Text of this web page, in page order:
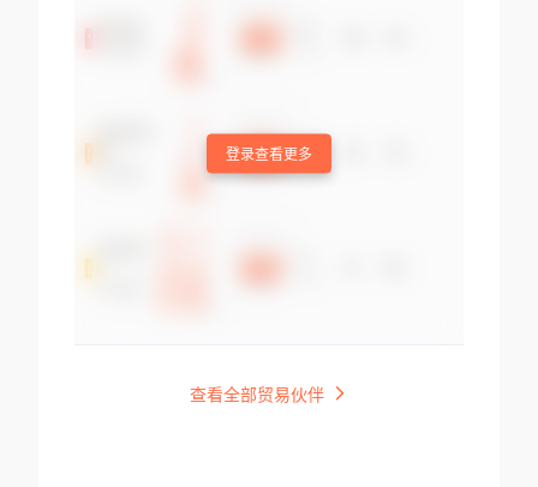
登录查看更多
查看全部贸易伙伴